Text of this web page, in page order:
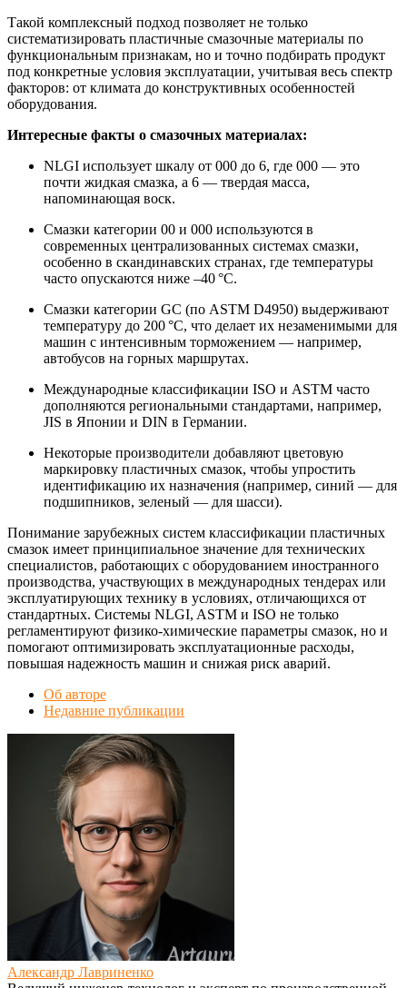
Такой комплексный подход позволяет не только
систематизировать пластичные смазочные материалы по
функциональным признакам, но и точно подбирать продукт
под конкретные условия эксплуатации, учитывая весь спектр
факторов: от климата до конструктивных особенностей
оборудования.
Интересные факты о смазочных материалах:
NLGI использует шкалу от 000 до 6, где 000 — это
почти жидкая смазка, а 6 — твердая масса,
напоминающая воск.
Смазки категории 00 и 000 используются в
современных централизованных системах смазки,
особенно в скандинавских странах, где температуры
часто опускаются ниже –40 °C.
Смазки категории GС (по ASTM D4950) выдерживают
температуру до 200 °C, что делает их незаменимыми для
машин с интенсивным торможением — например,
автобусов на горных маршрутах.
Международные классификации ISO и ASTM часто
дополняются региональными стандартами, например,
JIS в Японии и DIN в Германии.
Некоторые производители добавляют цветовую
маркировку пластичных смазок, чтобы упростить
идентификацию их назначения (например, синий — для
подшипников, зеленый — для шасси).
Понимание зарубежных систем классификации пластичных
смазок имеет принципиальное значение для технических
специалистов, работающих с оборудованием иностранного
производства, участвующих в международных тендерах или
эксплуатирующих технику в условиях, отличающихся от
стандартных. Системы NLGI, ASTM и ISO не только
регламентируют физико-химические параметры смазок, но и
помогают оптимизировать эксплуатационные расходы,
повышая надежность машин и снижая риск аварий.
Об авторе
Недавние публикации
Александр Лавриненко